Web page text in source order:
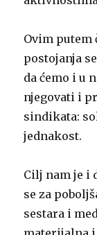
Ovim putem
postojanja
da ćemo i u
njegovati i
sindikata:
jednakost.
Cilj nam je i
se za
sestara i